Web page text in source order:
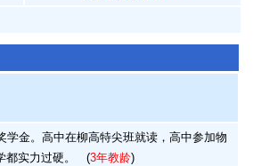
金。高中在柳高特尖班就读，高中参加物
实力过硬。
(3年教龄)